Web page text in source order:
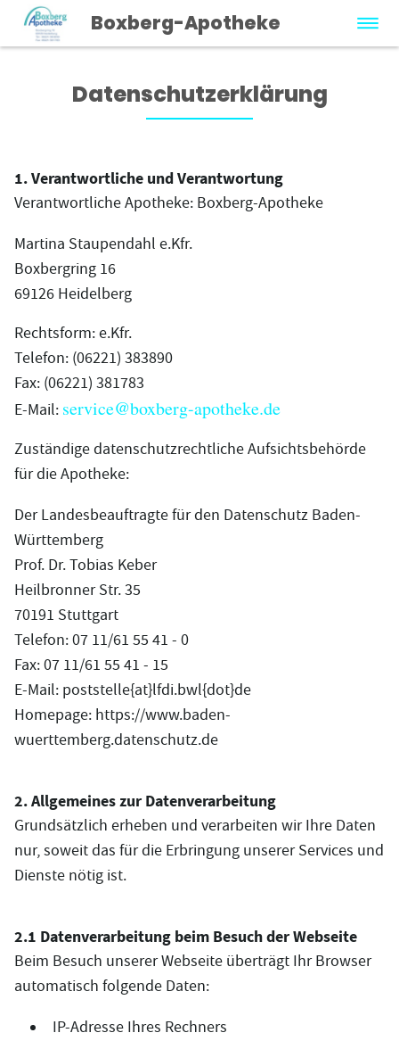
Boxberg-Apotheke
Datenschutzerklärung
1. Verantwortliche und Verantwortung
Verantwortliche Apotheke: Boxberg-Apotheke
Martina Staupendahl e.Kfr.
Boxbergring 16
69126 Heidelberg
Rechtsform: e.Kfr.
Telefon: (06221) 383890
Fax: (06221) 381783
E-Mail: service@boxberg-apotheke.de
Zuständige datenschutzrechtliche Aufsichtsbehörde
für die Apotheke:
Der Landesbeauftragte für den Datenschutz Baden-
Württemberg
Prof. Dr. Tobias Keber
Heilbronner Str. 35
70191 Stuttgart
Telefon: 07 11/61 55 41 - 0
Fax: 07 11/61 55 41 - 15
E-Mail: poststelle{at}lfdi.bwl{dot}de
Homepage: https://www.baden-
wuerttemberg.datenschutz.de
2. Allgemeines zur Datenverarbeitung
Grundsätzlich erheben und verarbeiten wir Ihre Daten
nur, soweit das für die Erbringung unserer Services und
Dienste nötig ist.
2.1 Datenverarbeitung beim Besuch der Webseite
Beim Besuch unserer Webseite überträgt Ihr Browser
automatisch folgende Daten:
IP-Adresse Ihres Rechners